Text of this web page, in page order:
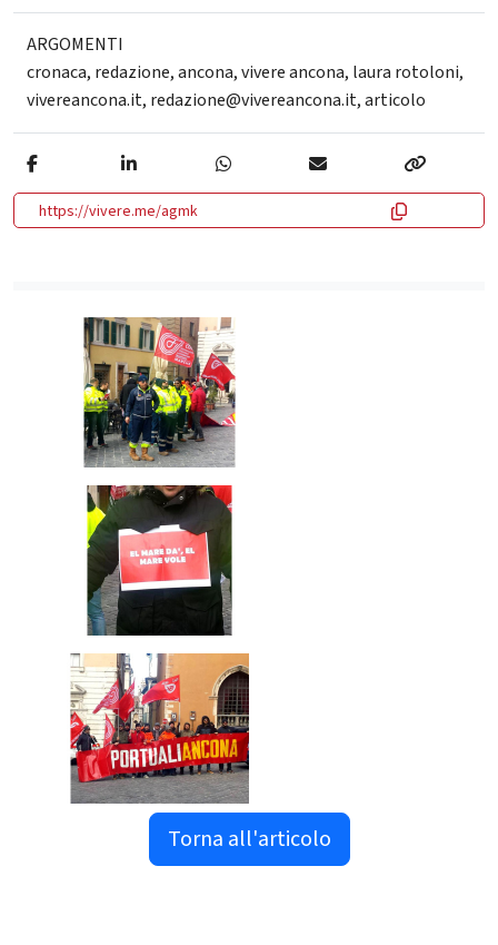
ARGOMENTI
cronaca, redazione,ancona,vivere ancona, laura rotoloni,
vivereancona.it, redazione@vivereancona.it,articolo
https://vivere.me/agmk
Torna all'articolo